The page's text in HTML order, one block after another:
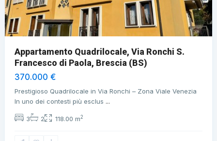
Appartamento Quadrilocale, Via Ronchi S.
Francesco di Paola, Brescia (BS)
370.000 €
Prestigioso Quadrilocale in Via Ronchi – Zona Viale Venezia
In uno dei contesti più esclus ...
3 2 118.00 m2